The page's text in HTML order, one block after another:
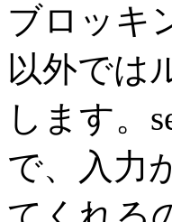
ブロッキ
以外では
します。
で、入力